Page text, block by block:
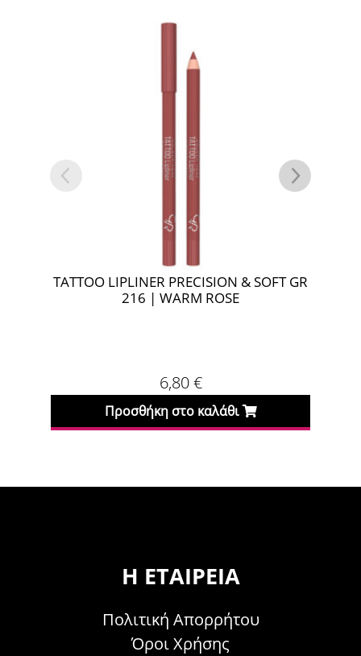
TATTOO LIPLINER PRECISION & SOFT GR
216 | WARM ROSE
6,80€
Προσθήκη στο καλάθι
Η ΕΤΑΙΡΕΊΑ
Πολιτική Απορρήτου
Όροι Χρήσης